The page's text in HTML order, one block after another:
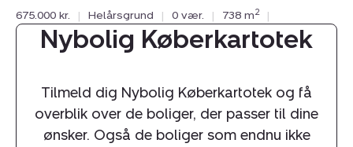
675.000 kr.
| Helårsgrund | 0 vær. | 738 m2 |
Nybolig Køberkartotek
Tilmeld dig Nybolig Køberkartotek og få
overblik over de boliger, der passer til dine
ønsker. Også de boliger som endnu ikke